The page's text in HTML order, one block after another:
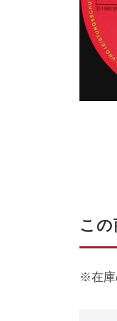
こ
※在庫